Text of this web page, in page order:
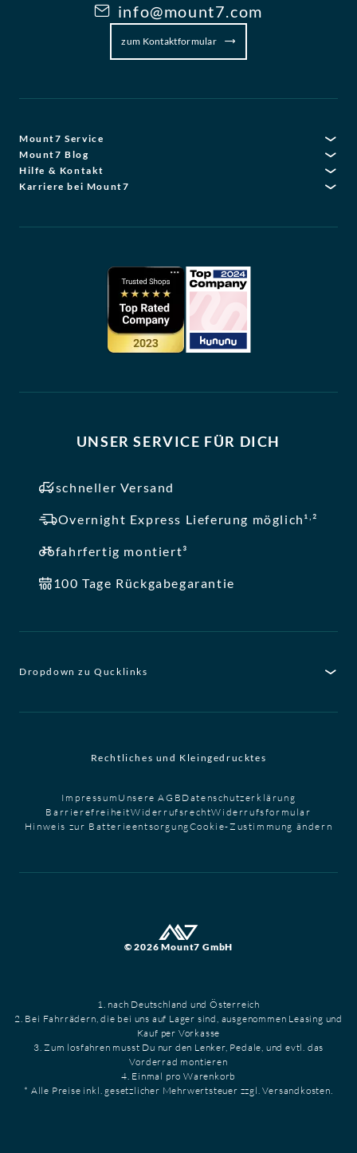
info@mount7.com
zum Kontaktformular
Mount7 Service
Mount7 Blog
Hilfe & Kontakt
Karriere bei Mount7
UNSER SERVICE FÜR DICH
schneller Versand
Overnight Express Lieferung möglich¹ ,²
fahrfertig montiert³
100 Tage Rückgabegarantie
Dropdown zu Qucklinks
Rechtliches und Kleingedrucktes
Impressum Unsere AGB Datenschutzerklärung
BarrierefreiheitWiderrufsrechtWiderrufsformular
Hinweis zur BatterieentsorgungCookie-Zustimmung ändern
© 2026 Mount7 GmbH
1. nach Deutschland und Österreich
2. Bei Fahrrädern, die bei uns auf Lager sind, ausgenommen Leasing und
Kauf per Vorkasse
3. Zum losfahren musst Du nur den Lenker, Pedale, und evtl. das
Vorderrad montieren
4. Einmal pro Warenkorb
* Alle Preise inkl. gesetzlicher Mehrwertsteuer zzgl. Versandkosten.